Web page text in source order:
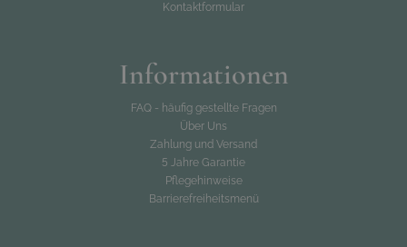
Kontaktformular
Informationen
FAQ - häufig gestellte Fragen
Über Uns
Zahlung und Versand
5 Jahre Garantie
Pflegehinweise
Barrierefreiheitsmenü